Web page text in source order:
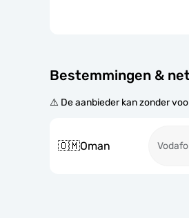
Bestemmingen &
⚠️ De aanbieder kan zonder
🇴🇲Oman